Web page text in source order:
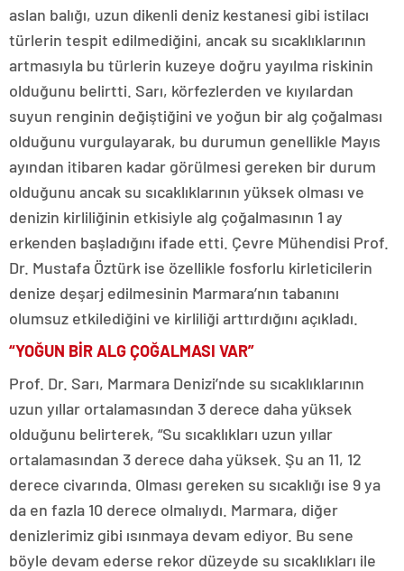
aslan balığı, uzun dikenli deniz kestanesi gibi istilacı
türlerin tespit edilmediğini, ancak su sıcaklıklarının
artmasıyla bu türlerin kuzeye doğru yayılma riskinin
olduğunu belirtti. Sarı, körfezlerden ve kıyılardan
suyun renginin değiştiğini ve yoğun bir alg çoğalması
olduğunu vurgulayarak, bu durumun genellikle Mayıs
ayından itibaren kadar görülmesi gereken bir durum
olduğunu ancak su sıcaklıklarının yüksek olması ve
denizin kirliliğinin etkisiyle alg çoğalmasının 1 ay
erkenden başladığını ifade etti. Çevre Mühendisi Prof.
Dr. Mustafa Öztürk ise özellikle fosforlu kirleticilerin
denize deşarj edilmesinin Marmara’nın tabanını
olumsuz etkilediğini ve kirliliği arttırdığını açıkladı.
“YOĞUN BİR ALG ÇOĞALMASI VAR”
Prof. Dr. Sarı, Marmara Denizi’nde su sıcaklıklarının
uzun yıllar ortalamasından 3 derece daha yüksek
olduğunu belirterek, “Su sıcaklıkları uzun yıllar
ortalamasından 3 derece daha yüksek. Şu an 11, 12
derece civarında. Olması gereken su sıcaklığı ise 9 ya
da en fazla 10 derece olmalıydı. Marmara, diğer
denizlerimiz gibi ısınmaya devam ediyor. Bu sene
böyle devam ederse rekor düzeyde su sıcaklıkları ile